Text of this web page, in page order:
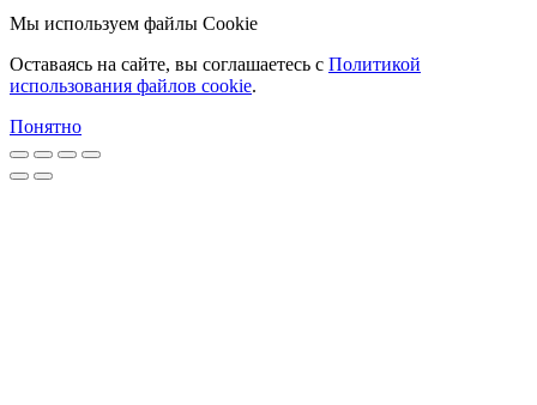
Мы используем файлы Cookie
Оставаясь на сайте, вы соглашаетесь c Политикой
использования файлов cookie.
Понятно